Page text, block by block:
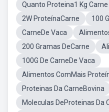
Quanto Proteina1 Kg Carne
2W ProteínaCarne
100
CarneDe Vaca
200 Gramas DeCarne
100G De CarneDe Vaca
Alimentos ComMais
Proteinas Da CarneBovina
Moleculas DeProteinas Da